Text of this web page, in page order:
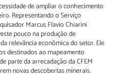
de ampliar o conhecimento
Representando o Serviço
Marcus Flavio Chiarini
pouco na produção de
relevância econômica do setor. Ele
destinados ao mapeamento
parte da arrecadação da CFEM
novas descobertas minerais.